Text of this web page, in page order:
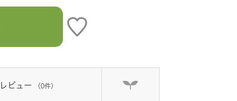
レビュー （0件）